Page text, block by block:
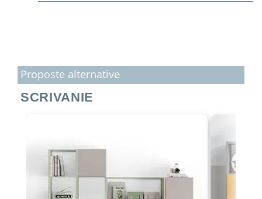
Proposte alternative
SCRIVANIE